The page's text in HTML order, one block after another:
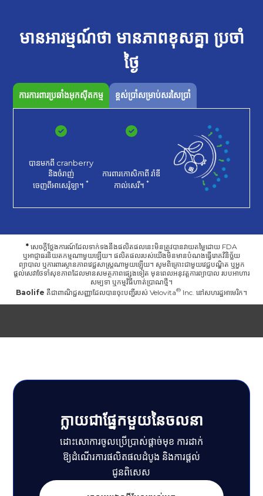
មានអារម្មណ៍ថា មានភាពខុសគ្នា ប្រចាំ
ថ្ងៃ
ការការពារប្រឆាំងអុកស៊ីតកម្ម ខ្ពស់ប្រាំសម្រាប់សរសៃប្រាំ
បានមកពី cranberry
និងចំរាញ់
ចេញពីអាសេរ៉ូឡា។ *
ការពារកោសិកាពី រ៉ាឌី
កាល់សេរី។ *
* សេចក្តីថ្លែងការណ៍ដែលទាក់ទងនឹងផលិតផលនេះមិនត្រូវបានវាយតម្លៃដោយ FDA
ឬអាជ្ញាធរនិយតកម្មណាមួយឡើយ។ ផលិតផលរបស់យើងមិនមានបំណងធ្វើរោគវិនិច្ឆ័យ
ព្យាបាល ឬការពារស្ថានភាពវេជ្ជសាស្ត្រណាមួយឡើយ។ សូមពិគ្រោះជាមួយវេជ្ជបណ្ឌិត ឬអ្នក
ផ្តល់សេវាថែទាំសុខភាពដែលមានសមត្ថភាពផ្សេងទៀត មុនពេលអនុវត្តការព្យាបាល របបអាហារ
សម្បទា ឬកម្មវិធីហាត់ប្រាណថ្មី។
Baolife គឺជាពាណិជ្ជសញ្ញាដែលបានចុះបញ្ជីរបស់ Velovita Inc. នៅសហរដ្ឋអាមេរិក។
ក្លាយជាផ្នែកមួយនៃចលនា
ដោះសោការចូលប្រើប្រាស់ផ្តាច់មុខ ការដាក់
ឱ្យដំណើរការផលិតផលដំបូង និងការផ្តល់
ជូនពិសេស